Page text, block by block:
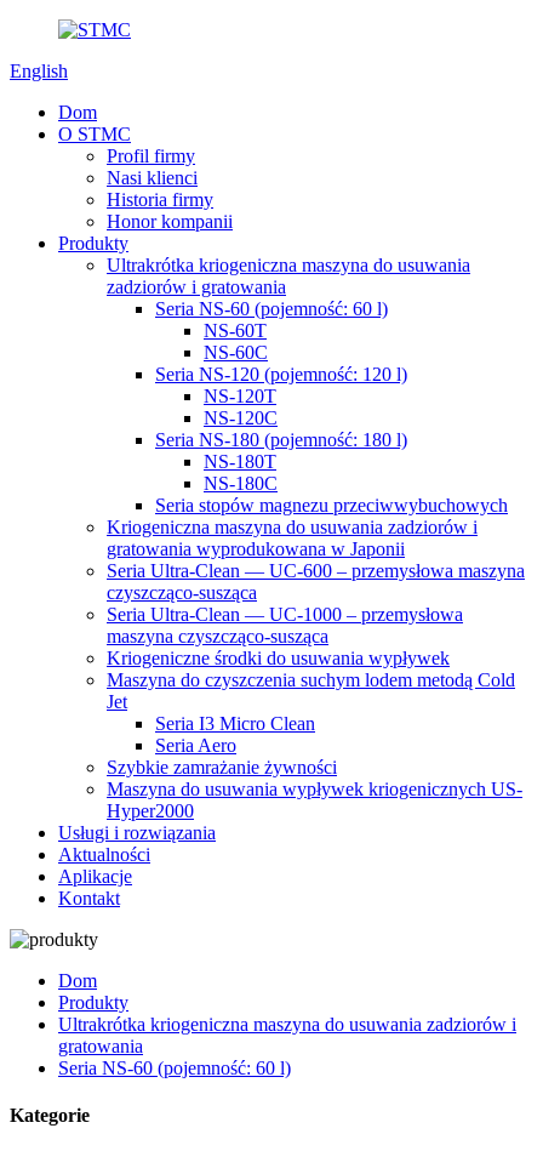
English
Dom
O STMC
Profil firmy
Nasi klienci
Historia firmy
Honor kompanii
Produkty
Ultrakrótka kriogeniczna maszyna do usuwania
zadziorów i gratowania
Seria NS-60 (pojemność: 60 l)
NS-60T
NS-60C
Seria NS-120 (pojemność: 120 l)
NS-120T
NS-120C
Seria NS-180 (pojemność: 180 l)
NS-180T
NS-180C
Seria stopów magnezu przeciwwybuchowych
Kriogeniczna maszyna do usuwania zadziorów i
gratowania wyprodukowana w Japonii
Seria Ultra-Clean — UC-600 – przemysłowa maszyna
czyszcząco-susząca
Seria Ultra-Clean — UC-1000 – przemysłowa
maszyna czyszcząco-susząca
Kriogeniczne środki do usuwania wypływek
Maszyna do czyszczenia suchym lodem metodą Cold
Jet
Seria I3 Micro Clean
Seria Aero
Szybkie zamrażanie żywności
Maszyna do usuwania wypływek kriogenicznych US-
Hyper2000
Usługi i rozwiązania
Aktualności
Aplikacje
Kontakt
Dom
Produkty
Ultrakrótka kriogeniczna maszyna do usuwania zadziorów i
gratowania
Seria NS-60 (pojemność: 60 l)
Kategorie